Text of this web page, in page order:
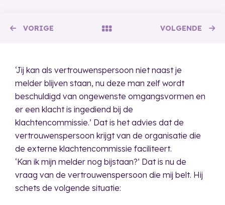
VORIGE VOLGENDE
‘Jij kan als vertrouwenspersoon niet naast je
melder blijven staan, nu deze man zelf wordt
beschuldigd van ongewenste omgangsvormen en
er een klacht is ingediend bij de
klachtencommissie.’ Dat is het advies dat de
vertrouwenspersoon krijgt van de organisatie die
de externe klachtencommissie faciliteert.
‘Kan ik mijn melder nog bijstaan?’ Dat is nu de
vraag van de vertrouwenspersoon die mij belt. Hij
schets de volgende situatie: